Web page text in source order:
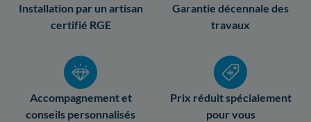
Installation par un artisan
certifié RGE
Garantie décennale des
travaux
Accompagnement et
conseils personnalisés
Prix réduit spécialement
pour vous